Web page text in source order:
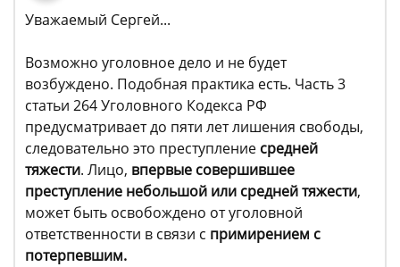
Уважаемый Сергей...
Возможно уголовное дело и не будет
возбуждено. Подобная практика есть. Часть 3
статьи 264 Уголовного Кодекса РФ
предусматривает до пяти лет лишения свободы,
следовательно это преступление средней
тяжести. Лицо, впервые совершившее
преступление небольшой или средней тяжести,
может быть освобождено от уголовной
ответственности в связи с примирением с
потерпевшим.